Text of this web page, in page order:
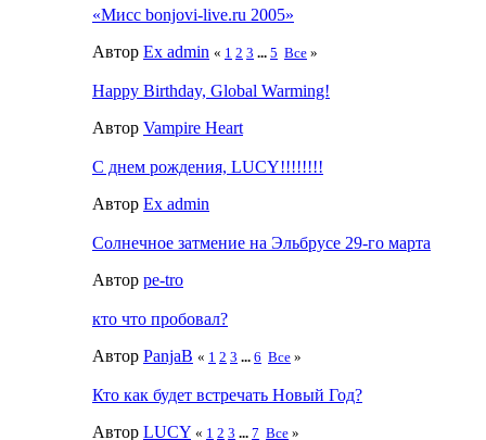
«Мисс bonjovi-live.ru 2005»
Автор Ex admin « 1 2 3 ... 5 Все »
Happy Birthday, Global Warming!
Автор Vampire Heart
С днем рождения, LUCY!!!!!!!!
Автор Ex admin
Солнечное затмение на Эльбрусе 29-го марта
Автор pe-tro
кто что пробовал?
Автор PanjaB « 1 2 3 ... 6 Все »
Кто как будет встречать Новый Год?
Автор LUCY « 1 2 3 ... 7 Все »